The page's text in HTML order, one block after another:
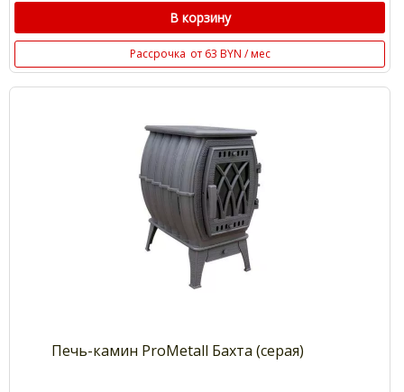
В корзину
Рассрочка от 63 BYN / мес
Печь-камин ProMetall Бахта (серая)